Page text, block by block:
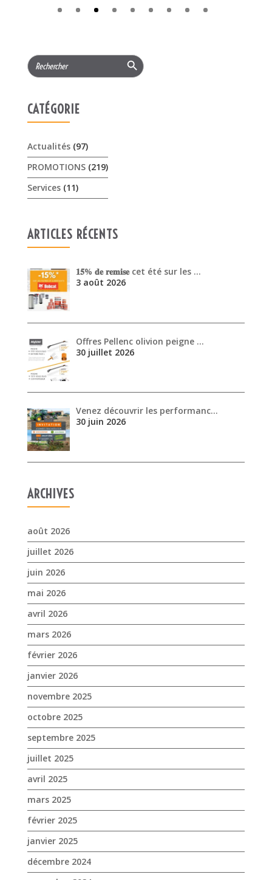
CATÉGORIE
PROMOTIONS
𝟏𝟓% 𝐝𝐞 𝐫𝐞𝐦𝐢𝐬𝐞 cet été sur les …
3 août 2026
Offres Pellenc olivion peigne …
30 juin 2026
ARCHIVES
août 2026
juillet 2026
mai 2026
mars 2026
février 2026
janvier 2026
novembre 2025
octobre 2025
septembre 2025
juillet 2025
avril 2025
mars 2025
février 2025
janvier 2025
décembre 2024
novembre 2024
octobre 2024
septembre 2024
août 2024
juin 2024